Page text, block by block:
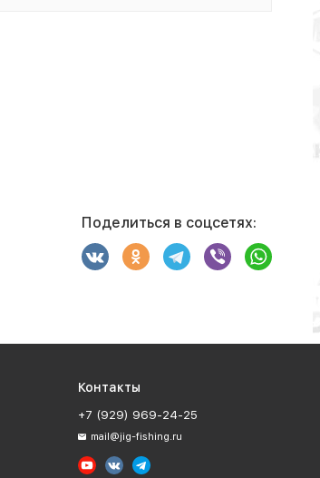
Поделиться в соцсетях:
Контакты
+7 (929) 969-24-25
mail@jig-fishing.ru